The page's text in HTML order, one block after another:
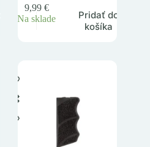
9,99 €
Na sklade
Pridať do
košíka